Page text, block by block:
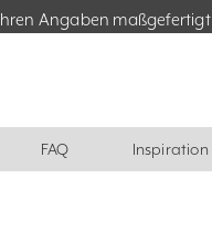
Angaben maßgefertigt
FAQ Inspiration